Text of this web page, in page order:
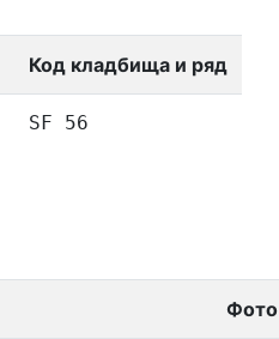
Код кладбища и ряд
SF 56
Фото